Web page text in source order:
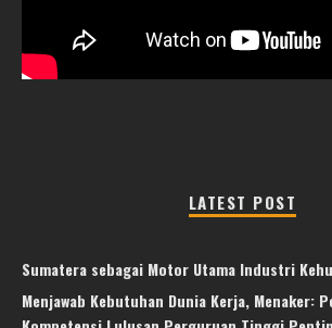
LATEST POST
Sumatera sebagai Motor Utama Industri
Menjawab Kebutuhan Dunia Kerja, Menaker: